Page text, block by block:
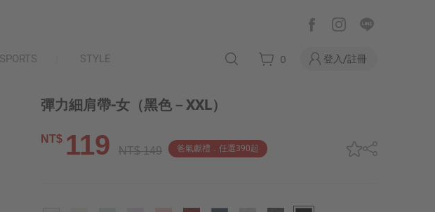
SPORTS STYLE 0 登入/註冊
彈力細肩帶-女 （黑色－XXL）
NT$ 119 NT$ 149 爸氣獻禮．任選390起